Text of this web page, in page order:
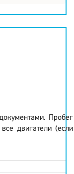
Пробег
двигатели (если